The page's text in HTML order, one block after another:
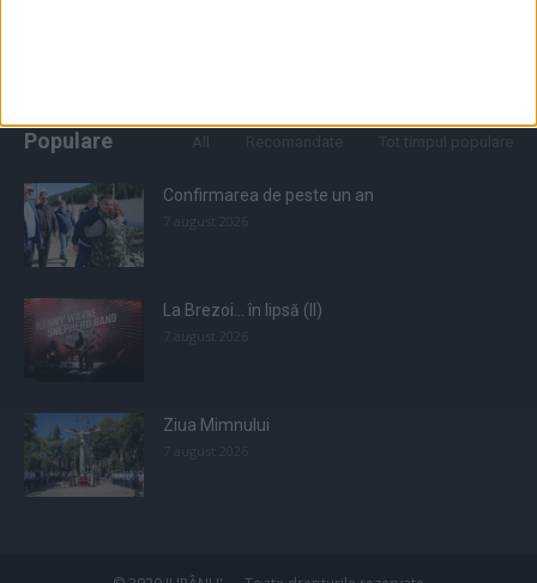
Populare
Confirmarea de peste un an
La Brezoi… în lipsă (II)
Ziua Mimnului